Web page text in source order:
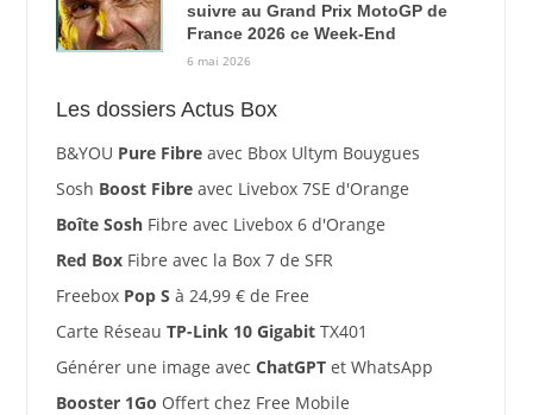
suivre au Grand Prix MotoGP de
France 2026 ce Week-End
6 mai 2026
Les dossiers Actus Box
B&YOU Pure Fibreavec Bbox Ultym Bouygues
Sosh Boost Fibreavec Livebox 7SE d'Orange
Boîte SoshFibre avec Livebox 6 d'Orange
Red BoxFibre avec la Box 7 de SFR
Freebox Pop S à 24,99 € de Free
Carte Réseau TP-Link 10 GigabitTX401
Générer une image avec ChatGPTet WhatsApp
Booster 1Go Offert chez Free Mobile